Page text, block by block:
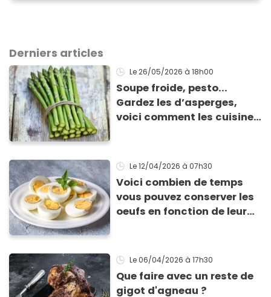
Derniers articles
Le 26/05/2026 à 18h00
Soupe froide, pesto...
Gardez les d’asperges,
voici comment les cuisiner
Le 12/04/2026 à 07h30
Voici combien de temps
vous pouvez conserver les
oeufs en fonction de leur
Le 06/04/2026 à 17h30
Que faire avec un reste de
gigot d'agneau ?